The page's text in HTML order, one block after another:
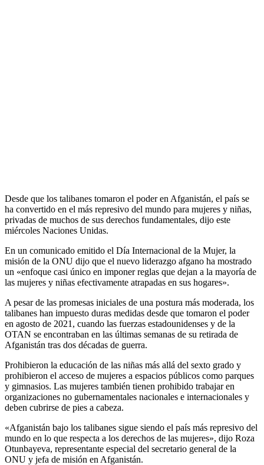
Desde que los talibanes tomaron el poder en Afganistán, el país se
ha convertido en el más represivo del mundo para mujeres y niñas,
privadas de muchos de sus derechos fundamentales, dijo este
miércoles Naciones Unidas.
En un comunicado emitido el Día Internacional de la Mujer, la
misión de la ONU dijo que el nuevo liderazgo afgano ha mostrado
un «enfoque casi único en imponer reglas que dejan a la mayoría de
las mujeres y niñas efectivamente atrapadas en sus hogares».
A pesar de las promesas iniciales de una postura más moderada, los
talibanes han impuesto duras medidas desde que tomaron el poder
en agosto de 2021, cuando las fuerzas estadounidenses y de la
OTAN se encontraban en las últimas semanas de su retirada de
Afganistán tras dos décadas de guerra.
Prohibieron la educación de las niñas más allá del sexto grado y
prohibieron el acceso de mujeres a espacios públicos como parques
y gimnasios. Las mujeres también tienen prohibido trabajar en
organizaciones no gubernamentales nacionales e internacionales y
deben cubrirse de pies a cabeza.
«Afganistán bajo los talibanes sigue siendo el país más represivo del
mundo en lo que respecta a los derechos de las mujeres», dijo Roza
Otunbayeva, representante especial del secretario general de la
ONU y jefa de misión en Afganistán.